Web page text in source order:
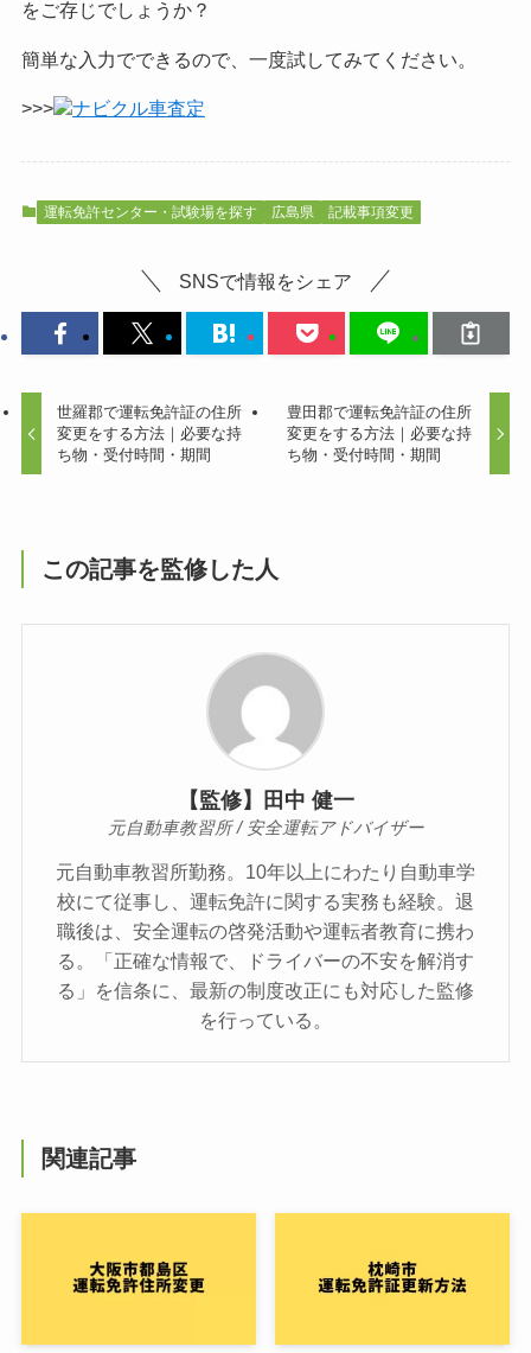
をご存じでしょうか？
簡単な入力でできるので、一度試してみてください。
>>> ナビクル車査定
運転免許センター・試験場を探す 広島県 記載事項変更
SNSで情報をシェア
世羅郡で運転免許証の住所
変更をする方法｜必要な持
ち物・受付時間・期間
豊田郡で運転免許証の住所
変更をする方法｜必要な持
ち物・受付時間・期間
この記事を監修した人
【監修】田中 健一
元自動車教習所 / 安全運転アドバイザー
元自動車教習所勤務。10年以上にわたり自動車学
校にて従事し、運転免許に関する実務も経験。退
職後は、安全運転の啓発活動や運転者教育に携わ
る。「正確な情報で、ドライバーの不安を解消す
る」を信条に、最新の制度改正にも対応した監修
を行っている。
関連記事